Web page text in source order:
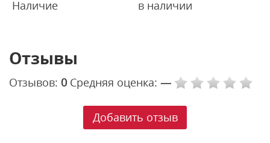
Наличие в наличии
Отзывы
Отзывов: 0 Средняя оценка: —
Добавить отзыв